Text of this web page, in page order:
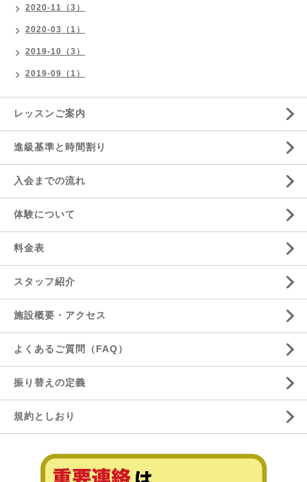
2020-11（3）
2020-03（1）
2019-10（3）
2019-09（1）
レッスンご案内
進級基準と時間割り
入会までの流れ
体験について
料金表
スタッフ紹介
施設概要・アクセス
よくあるご質問（FAQ）
振り替えの定義
規約としおり